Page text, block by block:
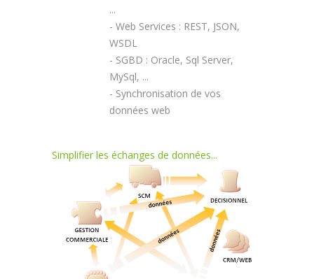
...
- Web Services : REST, JSON,
WSDL
- SGBD : Oracle, Sql Server,
MySql, ...
- Synchronisation de vos
données web
Simplifier les échanges de données...